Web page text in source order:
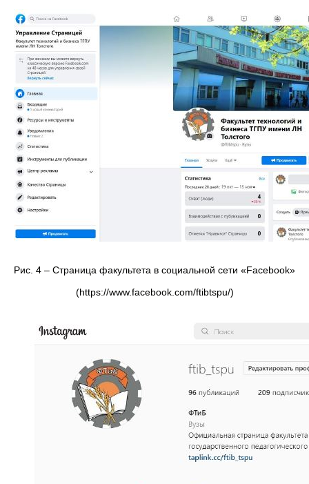
Рис. 4 – Страница факультета в социальной сети «Facebook»
(https://www.facebook.com/ftibtspu/)